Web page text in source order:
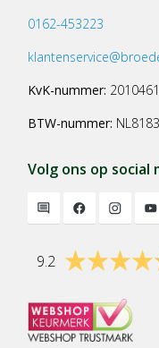
0162-453223
KvK-nummer:
BTW-nummer:
Volg ons op social
9.2